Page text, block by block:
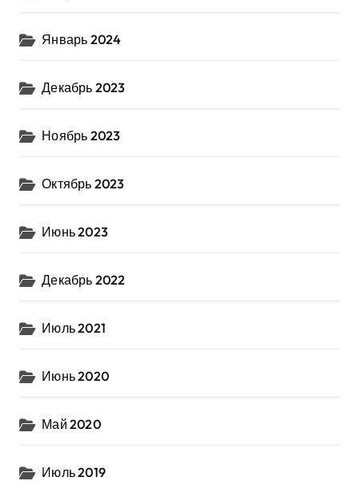
Январь 2024
Декабрь 2023
Ноябрь 2023
Октябрь 2023
Июнь 2023
Декабрь 2022
Июль 2021
Июнь 2020
Май 2020
Июль 2019